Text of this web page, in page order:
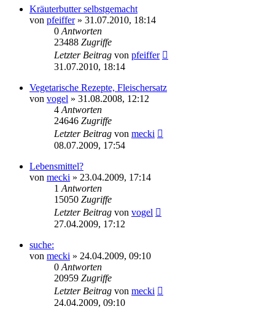
Kräuterbutter selbstgemacht
von pfeiffer» 31.07.2010, 18:14
0 Antworten
23488 Zugriffe
Letzter Beitrag von pfeiffer
31.07.2010, 18:14
Vegetarische Rezepte, Fleischersatz
von vogel » 31.08.2008, 12:12
4 Antworten
24646 Zugriffe
Letzter Beitrag von mecki
08.07.2009, 17:54
Lebensmittel?
von mecki » 23.04.2009, 17:14
1 Antworten
15050 Zugriffe
Letzter Beitrag von vogel
27.04.2009, 17:12
suche:
von mecki » 24.04.2009, 09:10
0 Antworten
20959 Zugriffe
Letzter Beitrag von mecki
24.04.2009, 09:10